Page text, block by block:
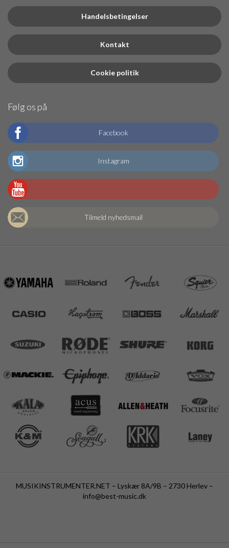
Handelsbetingelser
Kontakt
Cookie politik
Følg os på
Facebook
Instagram
Tilmeld nyhedsmail
MUSIKINSTRUMENTER.NET – Lyskær 8A/9B – 2730 Herlev –
info@best-music.dk